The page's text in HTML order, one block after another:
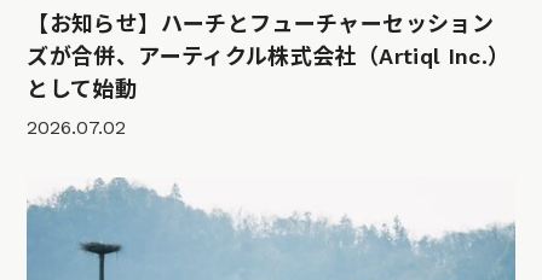
【お知らせ】ハーチとフューチャーセッション
ズが合併、アーティクル株式会社（Artiql Inc.）
として始動
2026.07.02